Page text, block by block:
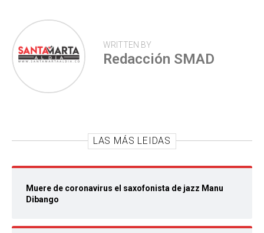
WRITTEN BY
Redacción SMAD
LAS MÁS LEIDAS
Muere de coronavirus el saxofonista de jazz Manu
Dibango